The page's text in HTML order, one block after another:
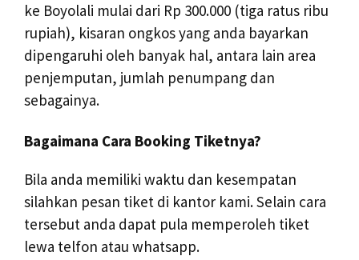
ke Boyolali mulai dari Rp 300.000 (tiga ratus ribu
rupiah), kisaran ongkos yang anda bayarkan
dipengaruhi oleh banyak hal, antara lain area
penjemputan, jumlah penumpang dan
sebagainya.
Bagaimana Cara Booking Tiketnya?
Bila anda memiliki waktu dan kesempatan
silahkan pesan tiket di kantor kami. Selain cara
tersebut anda dapat pula memperoleh tiket
lewa telfon atau whatsapp.